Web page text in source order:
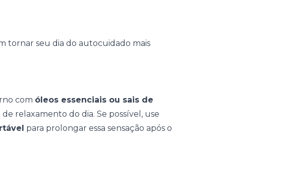
tornar seu dia do autocuidado mais
com óleos essenciais ou sais de
relaxamento do dia. Se possível, use
para prolongar essa sensação após o